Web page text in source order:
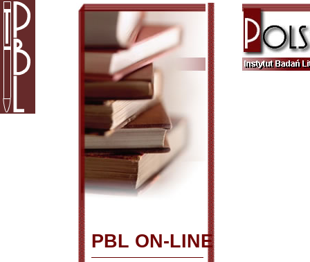
PBL ON-LINE